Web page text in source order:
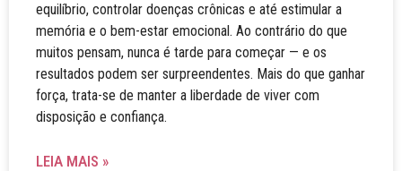
equilíbrio, controlar doenças crônicas e até estimular a
memória e o bem-estar emocional. Ao contrário do que
muitos pensam, nunca é tarde para começar — e os
resultados podem ser surpreendentes. Mais do que ganhar
força, trata-se de manter a liberdade de viver com
disposição e confiança.
LEIA MAIS »